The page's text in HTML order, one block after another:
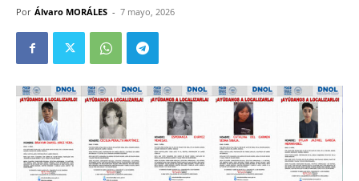
Por Álvaro MORÁLES - 7 mayo, 2026